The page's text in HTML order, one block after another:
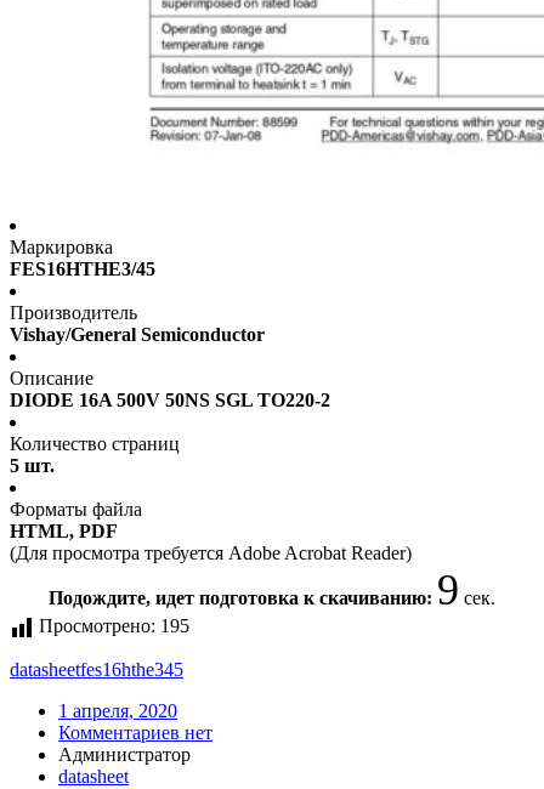
Маркировка
FES16HTHE3/45
Производитель
Vishay/General Semiconductor
Описание
DIODE 16A 500V 50NS SGL TO220-2
Количество страниц
5 шт.
Форматы файла
HTML, PDF
(Для просмотра требуется Adobe Acrobat Reader)
Подождите, идет подготовка к скачиванию: 9 сек.
Просмотрено: 195
datasheetfes16hthe345
1 апреля, 2020
Комментариев нет
Администратор
datasheet